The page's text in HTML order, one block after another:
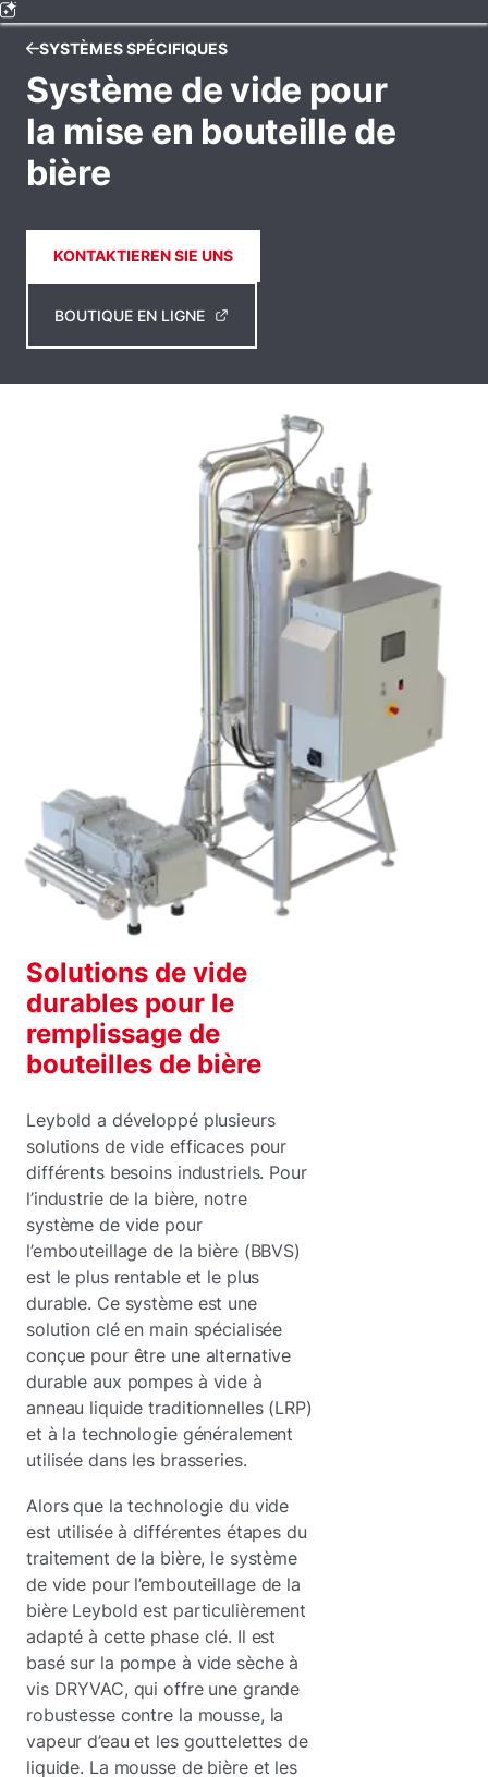
SYSTÈMES SPÉCIFIQUES
Système de vide pour
la mise en bouteille de
bière
KONTAKTIEREN SIE UNS
BOUTIQUE EN LIGNE
Solutions de vide
durables pour le
remplissage de
bouteilles de bière
Leybold a développé plusieurs
solutions de vide efficaces pour
différents besoins industriels. Pour
l’industrie de la bière, notre
système de vide pour
l’embouteillage de la bière (BBVS)
est le plus rentable et le plus
durable. Ce système est une
solution clé en main spécialisée
conçue pour être une alternative
durable aux pompes à vide à
anneau liquide traditionnelles (LRP)
et à la technologie généralement
utilisée dans les brasseries.
Alors que la technologie du vide
est utilisée à différentes étapes du
traitement de la bière, le système
de vide pour l’embouteillage de la
bière Leybold est particulièrement
adapté à cette phase clé. Il est
basé sur la pompe à vide sèche à
vis DRYVAC, qui offre une grande
robustesse contre la mousse, la
vapeur d’eau et les gouttelettes de
liquide. La mousse de bière et les